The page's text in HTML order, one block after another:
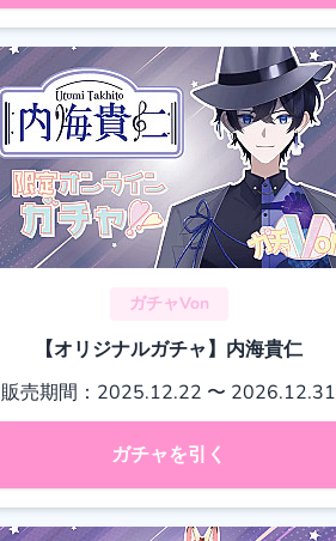
ガチャVon
【オリジナルガチャ】内海貴仁
販売期間：2025.12.22 〜 2026.12.31
ガチャを引く